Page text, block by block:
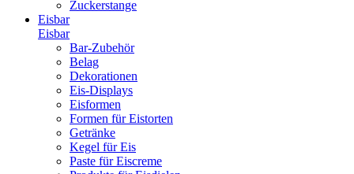
Zuckerstange
Eisbar
Eisbar
Bar-Zubehör
Belag
Dekorationen
Eis-Displays
Eisformen
Formen für Eistorten
Getränke
Kegel für Eis
Paste für Eiscreme